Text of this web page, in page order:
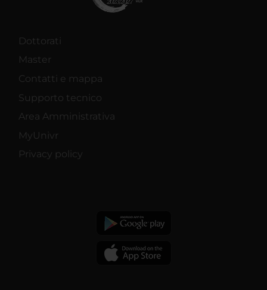
Dottorati
Master
Contatti e mappa
Supporto tecnico
Area Amministrativa
MyUnivr
Privacy policy